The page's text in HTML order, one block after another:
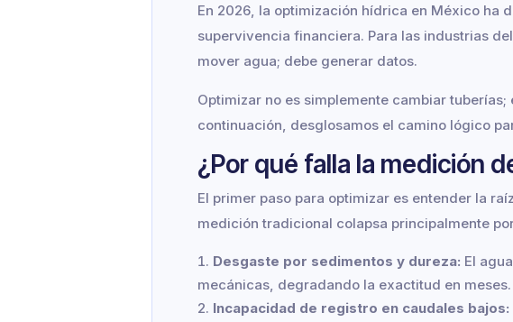
En 2026, la optimización hídrica en México ha
supervivencia financiera. Para las industrias del
mover agua; debe generar datos.
Optimizar no es simplemente cambiar
continuación, desglosamos el camino lógico
¿Por qué falla la medición
El primer paso para optimizar es entender la
medición tradicional colapsa principalmente
Desgaste por sedimentos y dureza: El
mecánicas, degradando la exactitud en meses.
Incapacidad de registro en caudales bajos: